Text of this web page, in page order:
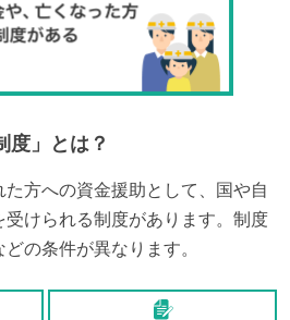
度 」とは？
方への資金援助として、国や自
けられる制度があります。制度
の条件が異なります。